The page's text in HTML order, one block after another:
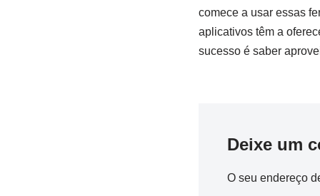
comece a usar essas
aplicativos têm a
sucesso é saber
Deixe um
O seu endereço